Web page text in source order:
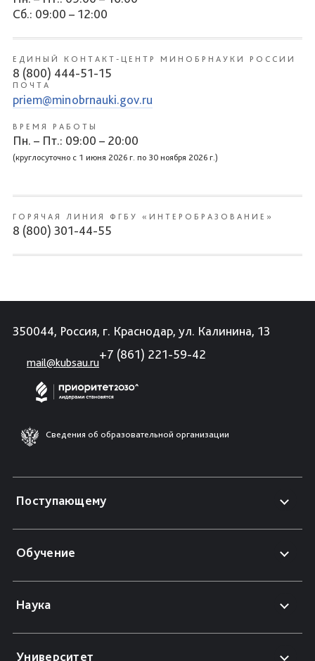
Сб.: 09:00 – 12:00
ЕДИНЫЙ КОНТАКТ-ЦЕНТР МИНОБРНАУКИ РОССИИ
8 (800) 444-51-15
ПОЧТА
priem@minobrnauki.gov.ru
ВРЕМЯ РАБОТЫ
Пн. – Пт.: 09:00 – 20:00
(круглосуточно с 1 июня 2026 г. по 30 ноября 2026 г.)
ГОРЯЧАЯ ЛИНИЯ ФГБУ «ИНТЕРОБРАЗОВАНИЕ»
8 (800) 301-44-55
350044, Россия, г. Краснодар, ул. Калинина, 13
mail@kubsau.ru
+7 (861) 221-59-42
Сведения об образовательной организации
Поступающему
Обучение
Наука
Университет